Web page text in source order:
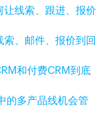
线索、跟进、报价
、邮件、报价到回
和付费CRM到底
的多产品线机会管